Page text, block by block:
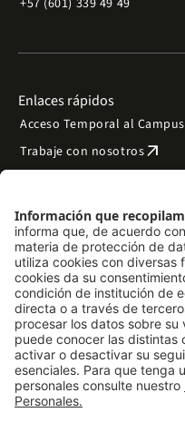
+57 (601) 339 49 49
Enlaces rápidos
Acceso Temporal al Campus
Trabaje con nosotrosarrow_outward
Preguntas frecuentes
Filantropía y donacionesarrow_outward
Mapa del sitio arrow_outward
Síguenos
LinkedIn
Instagram
Facebook